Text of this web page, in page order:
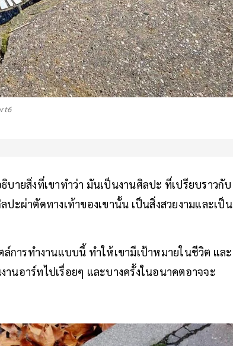
บายสิ่งที่เขาทำว่า มันเป็นงานศิลปะ ที่เปรียบราวกับ
ะผ่าตัดทางเท้าของเขานั้น เป็นสิ่งสวยงามและเป็น
ล์การทำงานแบบนี้ ทำให้เขามีเป้าหมายในชีวิต และ
นอาร์ทไปเรื่อยๆ และบางครั้งในอนาคตอาจจะ